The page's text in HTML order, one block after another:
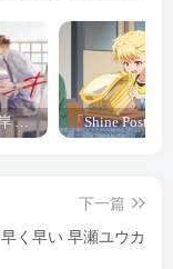
经典杯子蛋糕 佐岸 漫画「经典杯子蛋糕」宣布真人日剧化
下一篇
早く早い 早瀬ユウカ